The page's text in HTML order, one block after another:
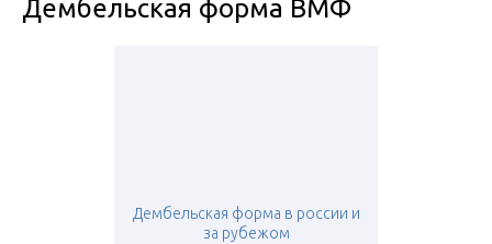
Дембельская форма ВМФ
Дембельская форма в россии и
за рубежом